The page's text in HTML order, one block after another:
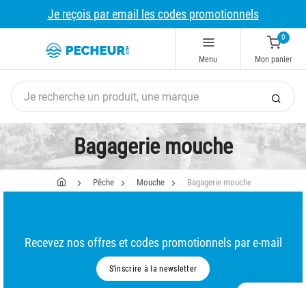
Je reçois par email les codes promotionnels
Menu
0
Mon panier
Bagagerie mouche
Pêche Mouche Bagagerie mouche
Recevez nos offres et codes promotionnels par e-mail
S’inscrire à la newsletter